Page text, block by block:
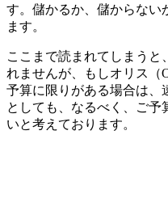
す。儲かるか、儲からない
ます。
ここまで読まれてしまうと
れませんが、もしオリス（
予算に限りがある場合は、
としても、なるべく、ご予
いと考えております。